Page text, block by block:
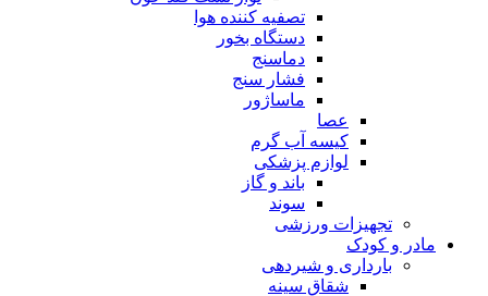
تصفیه کننده هوا
دستگاه بخور
دماسنج
فشار سنج
ماساژور
عصا
کیسه آب گرم
لوازم پزشکی
باند و گاز
سوند
تجهیزات ورزشی
مادر و کودک
بارداری و شیردهی
شقاق سینه